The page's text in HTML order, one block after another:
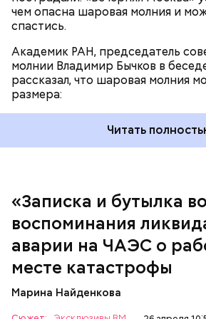
чем опасна шаровая молния и
спастись.
Академик РАН, председатель
молнии Владимир Бычков в
рассказал, что шаровая молния
размера:
Читать
«Записка и бутылка
воспоминания
аварии на ЧАЭС о
месте катастрофы
Марина Найденкова
транспорт. Привезли в полк.
что произошло. Создали
несколько часов мы направились
Чернобыля, — вспоминает
За свою земную жизнь он
добрых дел во славу Божию.